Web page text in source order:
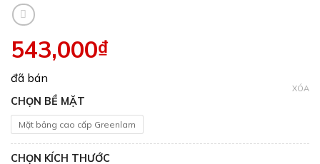
543,000₫
đã bán
CHỌN BỀ MẶT
Mặt bảng cao cấp Greenlam
CHỌN KÍCH THƯỚC
XÓA